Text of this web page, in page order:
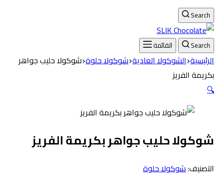
Search
Search القائمة
الرئيسية الشوكولا العادية شوكولا حلوة شوكولا حليب جواهر
بكريمة الفريز
🔍
شوكولا حليب جواهر بكريمة الفريز
التصنيف:شوكولا حلوة